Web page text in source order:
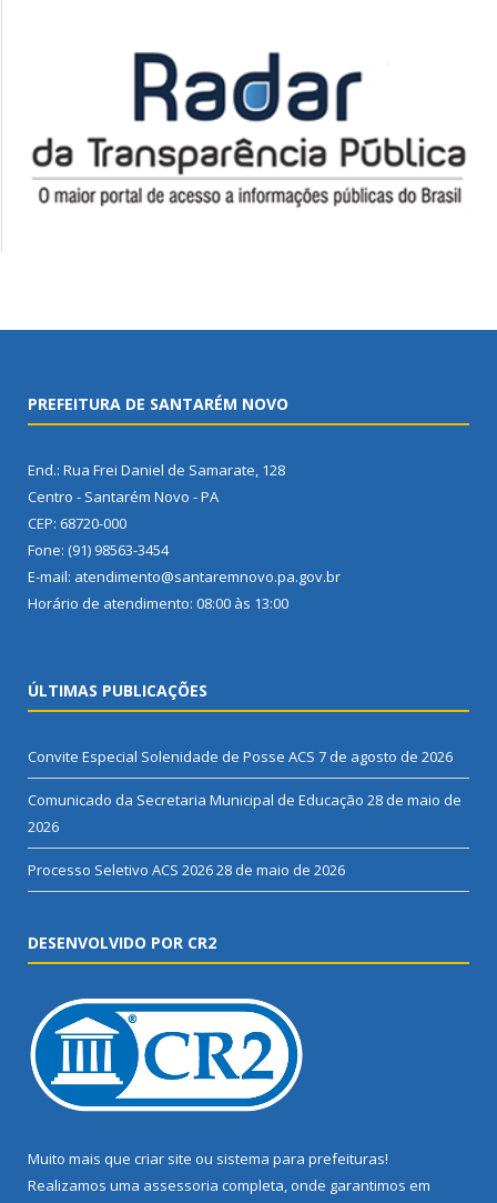
PREFEITURA DE SANTARÉM NOVO
End.: Rua Frei Daniel de Samarate, 128
Centro - Santarém Novo - PA
CEP: 68720-000
Fone: (91) 98563-3454
E-mail: atendimento@santaremnovo.pa.gov.br
Horário de atendimento: 08:00 às 13:00
ÚLTIMAS PUBLICAÇÕES
Convite Especial Solenidade de Posse ACS 7 de agosto de 2026
Comunicado da Secretaria Municipal de Educação 28 de maio de
2026
Processo Seletivo ACS 202628 de maio de 2026
DESENVOLVIDO POR CR2
Muito mais que criar site ou sistema para prefeituras!
Realizamos uma assessoria completa, onde garantimos em